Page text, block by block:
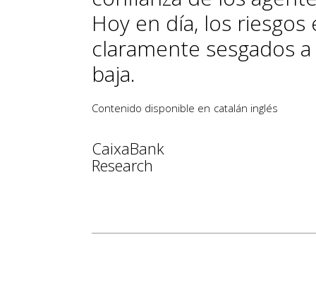
Hoy en día, los riesgos
claramente sesgados a
baja.
Contenido disponible en catalán inglés
CaixaBank
Research